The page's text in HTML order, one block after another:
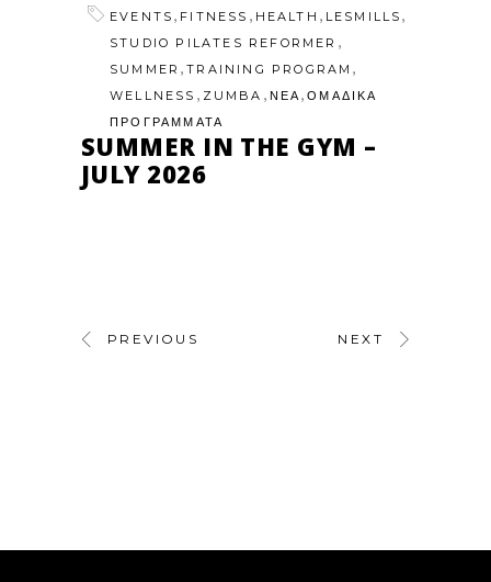
EVENTS , FITNESS , HEALTH , LESMILLS ,
STUDIO PILATES REFORMER ,
SUMMER ,TRAINING PROGRAM ,
WELLNESS , ZUMBA , ΝΕΑ,ΟΜΑΔΙΚΑ
ΠΡΟΓΡΑΜΜΑΤΑ
SUMMER IN THE GYM –
JULY 2026
PREVIOUS NEXT